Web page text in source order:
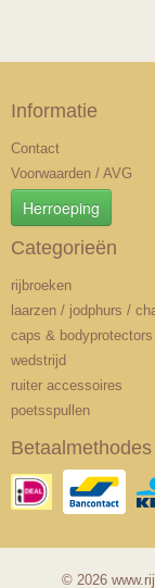
Informatie
Contact
Voorwaarden / AVG
Herroeping
Categorieën
rijbroeken
laarzen / jodphurs /
caps & bodyprotectors
wedstrijd
ruiter accessoires
poetsspullen
Betaalmethodes
© 2026